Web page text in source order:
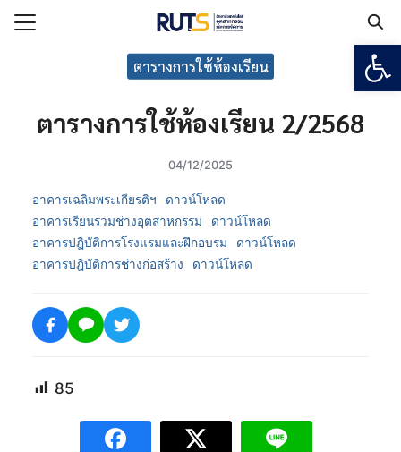
ตารางการใช้ห้องเรียน
ตารางการใช้ห้องเรียน 2/2568
04/12/2025
อาคารเฉลิมพระเกียรติฯ
ดาวน์โหลด
อาคารเรียนรวมช่างอุตสาหกรรม
ดาวน์โหลด
อาคารปฎิบัติการโรงแรมและฝึกอบรม
ดาวน์โหลด
อาคารปฎิบัติการช่างก่อสร้าง
ดาวน์โหลด
85